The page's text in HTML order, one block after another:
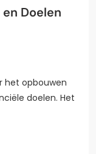
Doelen
het opbouwen
doelen. Het